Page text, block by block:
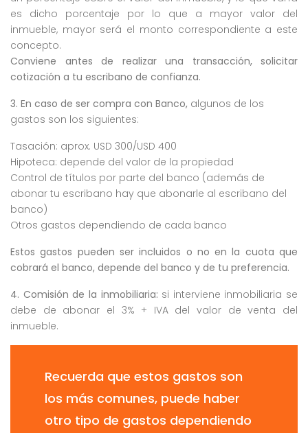
es dicho porcentaje por lo que a mayor valor del
inmueble, mayor será el monto correspondiente a este
concepto.
Conviene antes de realizar una transacción, solicitar
cotización a tu escribano de confianza.
3. En caso de ser compra con Banco, algunos de los
gastos son los siguientes:
Tasación: aprox. USD 300/USD 400
Hipoteca: depende del valor de la propiedad
Control de títulos por parte del banco (además de
abonar tu escribano hay que abonarle al escribano del
banco)
Otros gastos dependiendo de cada banco
Estos gastos pueden ser incluidos o no en la cuota que
cobrará el banco, depende del banco y de tu preferencia.
4. Comisión de la inmobiliaria: si interviene inmobiliaria se
debe de abonar el 3% + IVA del valor de venta del
inmueble.
Recuerda que estos gastos son
los más comunes, puede haber
otro tipo de gastos dependiendo